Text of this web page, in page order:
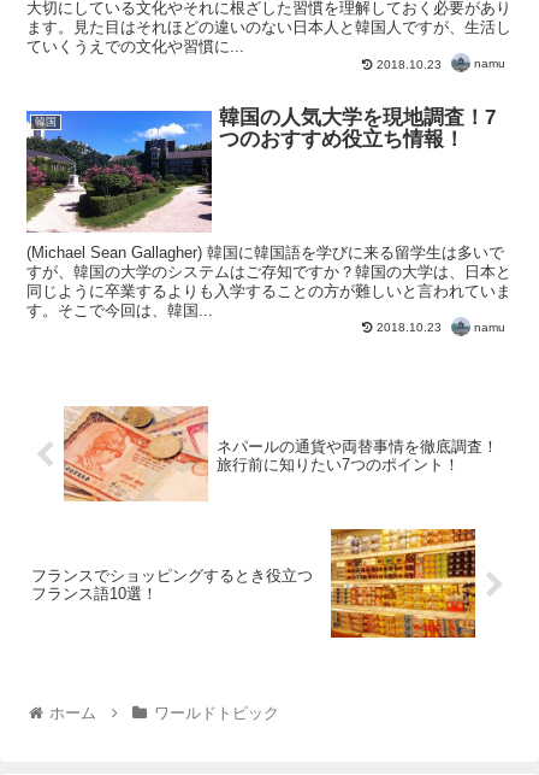
大切にしている文化やそれに根ざした習慣を理解しておく必要があり
ます。見た目はそれほどの違いのない日本人と韓国人ですが、生活し
ていくうえでの文化や習慣に...
2018.10.23 namu
韓国
韓国の人気大学を現地調査！7
つのおすすめ役立ち情報！
(Michael Sean Gallagher) 韓国に韓国語を学びに来る留学生は多いで
すが、韓国の大学のシステムはご存知ですか？韓国の大学は、日本と
同じように卒業するよりも入学することの方が難しいと言われていま
す。そこで今回は、韓国...
2018.10.23 namu
ネパールの通貨や両替事情を徹底調査！
旅行前に知りたい7つのポイント！
フランスでショッピングするとき役立つ
フランス語10選！
ホーム ワールドトピック